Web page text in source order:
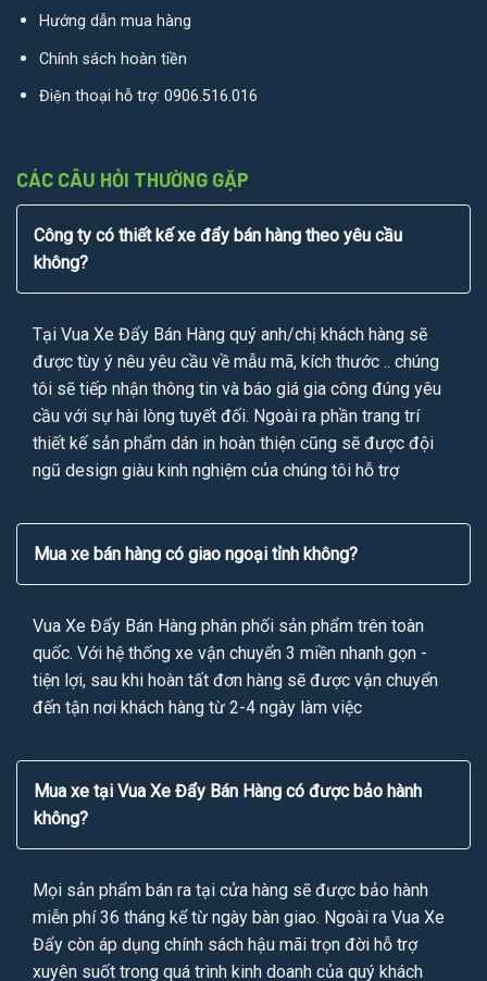
Hướng dẫn mua hàng
Chính sách hoàn tiền
Điện thoại hỗ trợ: 0906.516.016
CÁC CÂU HỎI THƯỜNG GẶP
Công ty có thiết kế xe đẩy bán hàng theo yêu cầu
không?
Tại Vua Xe Đẩy Bán Hàng quý anh/chị khách hàng sẽ
được tùy ý nêu yêu cầu về mẫu mã, kích thước .. chúng
tôi sẽ tiếp nhận thông tin và báo giá gia công đúng yêu
cầu với sự hài lòng tuyết đối. Ngoài ra phần trang trí
thiết kế sản phẩm dán in hoàn thiện cũng sẽ được đội
ngũ design giàu kinh nghiệm của chúng tôi hỗ trợ
Mua xe bán hàng có giao ngoại tỉnh không?
Vua Xe Đẩy Bán Hàng phân phối sản phẩm trên toàn
quốc. Với hệ thống xe vận chuyển 3 miền nhanh gọn -
tiện lợi, sau khi hoàn tất đơn hàng sẽ được vận chuyển
đến tận nơi khách hàng từ 2-4 ngày làm việc
Mua xe tại Vua Xe Đẩy Bán Hàng có được bảo hành
không?
Mọi sản phẩm bán ra tại cửa hàng sẽ được bảo hành
miễn phí 36 tháng kể từ ngày bàn giao. Ngoài ra Vua Xe
Đẩy còn áp dụng chính sách hậu mãi trọn đời hỗ trợ
xuyên suốt trong quá trình kinh doanh của quý khách